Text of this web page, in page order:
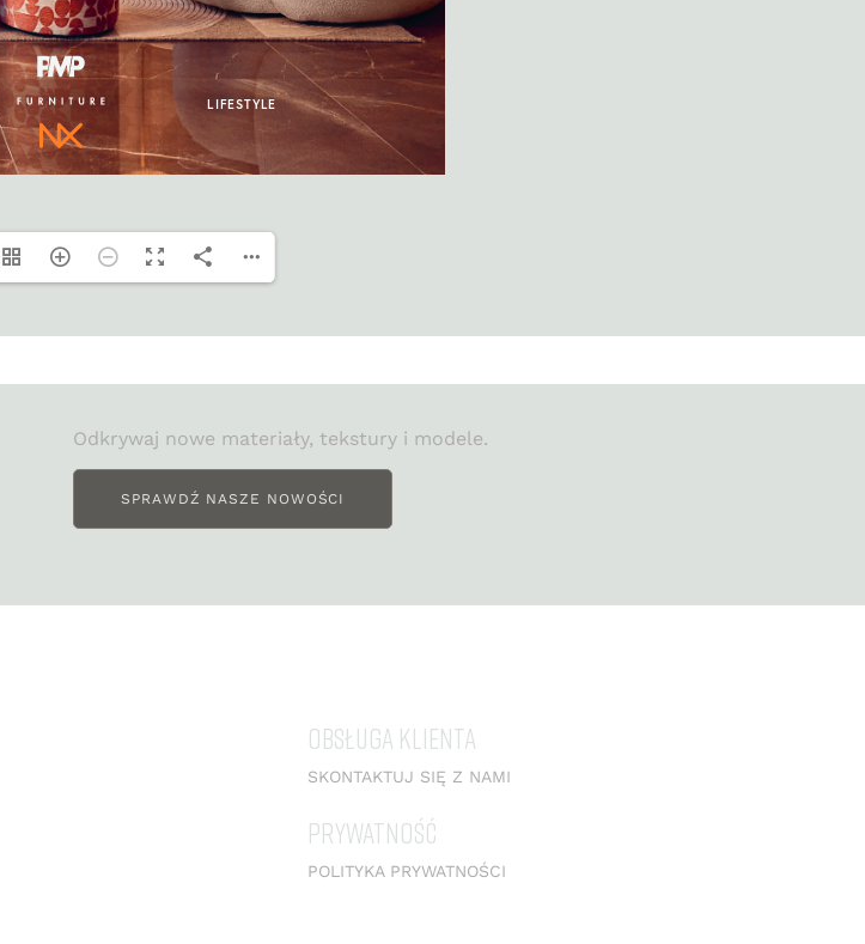
Odkrywaj nowe materiały, tekstury i modele.
SPRAWDŹ NASZE NOWOŚCI
OBSŁUGA KLIENTA
SKONTAKTUJ SIĘ Z NAMI
PRYWATNOŚĆ
POLITYKA PRYWATNOŚCI